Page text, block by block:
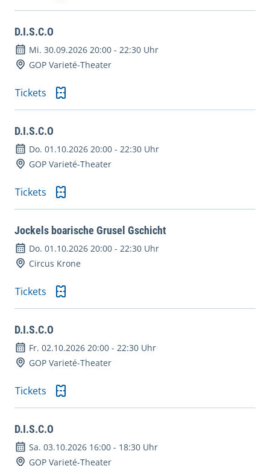
D.I.S.C.O
Mi. 30.09.2026 20:00 - 22:30 Uhr
GOP Varieté-Theater
Tickets
D.I.S.C.O
Do. 01.10.2026 20:00 - 22:30 Uhr
GOP Varieté-Theater
Tickets
Jockels boarische Grusel Gschicht
Do. 01.10.2026 20:00 - 22:30 Uhr
Circus Krone
Tickets
D.I.S.C.O
Fr. 02.10.2026 20:00 - 22:30 Uhr
GOP Varieté-Theater
Tickets
D.I.S.C.O
Sa. 03.10.2026 16:00 - 18:30 Uhr
GOP Varieté-Theater